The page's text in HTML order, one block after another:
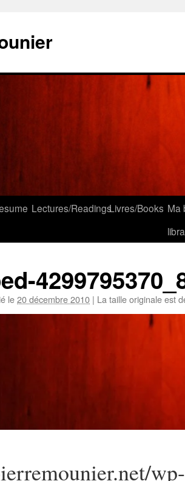
Lectures/ReadingsLivres/Books Ma
le20 décembre 2010 | La taille originale est
wp-